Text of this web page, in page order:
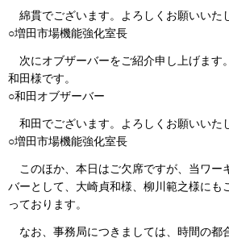
綿貫でございます。よろしくお願いいた
○増田市場機能強化室長
次にオブザーバーをご紹介申し上げます
和田様です。
○和田オブザーバー
和田でございます。よろしくお願いいた
○増田市場機能強化室長
このほか、本日はご欠席ですが、当ワー
バーとして、大崎貞和様、柳川範之様にも
っております。
なお、事務局につきましては、時間の都